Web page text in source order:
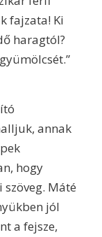
fajzata! Ki
haragtól?
annak
hogy
Máté
jól
a fejsze,